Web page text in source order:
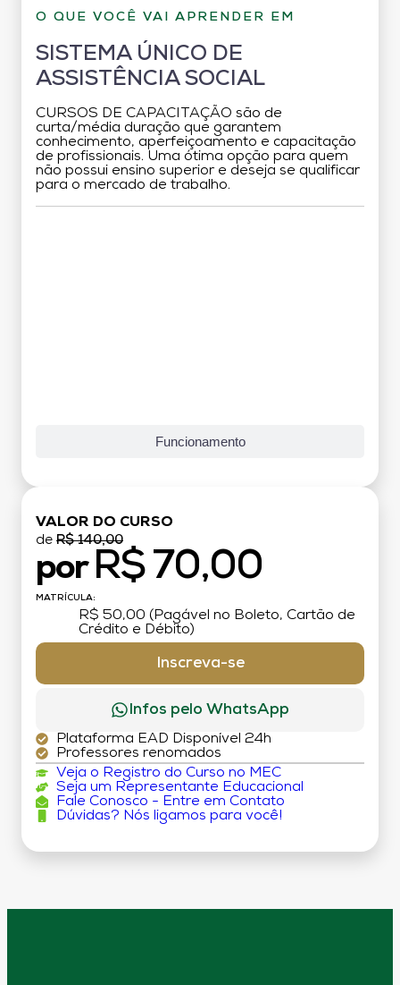
O QUE VOCÊ VAI APRENDER EM
SISTEMA ÚNICO DE
ASSISTÊNCIA SOCIAL
CURSOS DE CAPACITAÇÃO são de
curta/média duração que garantem
conhecimento, aperfeiçoamento e capacitação
de profissionais. Uma ótima opção para quem
não possui ensino superior e deseja se qualificar
para o mercado de trabalho.
Funcionamento
VALOR DO CURSO
de R$ 140,00
por R$ 70,00
MATRÍCULA:
R$ 50,00 (Pagável no Boleto, Cartão de
Crédito e Débito)
Inscreva-se
Infos pelo WhatsApp
Plataforma EAD Disponível 24h
Professores renomados
Veja o Registro do Curso no MEC
Seja um Representante Educacional
Fale Conosco - Entre em Contato
Dúvidas? Nós ligamos para você!